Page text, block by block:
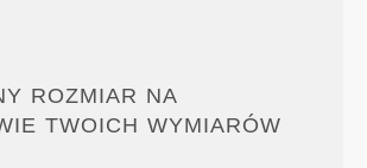
ROZMIAR NA
TWOICH WYMIARÓW